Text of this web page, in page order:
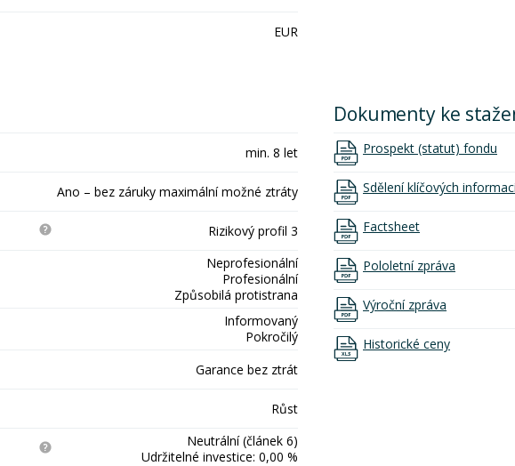
EUR
min. 8 let
Ano – bez záruky maximální možné ztráty
Rizikový profil 3
Neprofesionální
Profesionální
Způsobilá protistrana
Informovaný
Pokročilý
Garance bez ztrát
Růst
Neutrální (článek 6)
Udržitelné investice: 0,00 %
Dokumenty ke
Prospekt (statut) fondu
Sdělení klíčových
Factsheet
Pololetní zpráva
Výroční zpráva
Historické ceny